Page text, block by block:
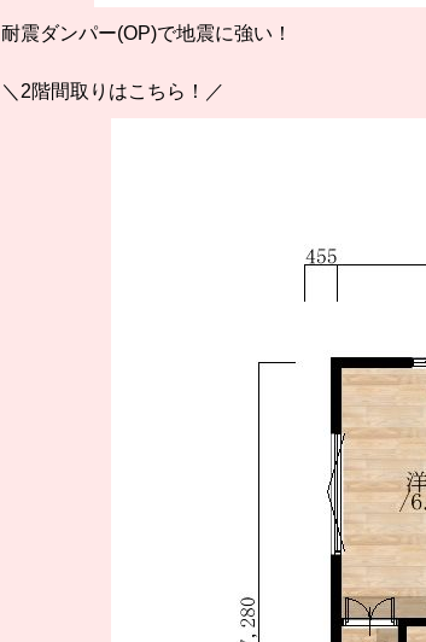
耐震ダンパー(OP)で地震に強い！
＼2階間取りはこちら！／